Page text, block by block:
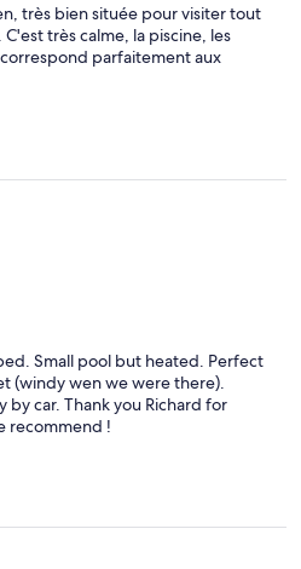
très bien située pour visiter tout
très calme, la piscine, les
parfaitement aux
Small pool but heated. Perfect
(windy wen we were there).
by car. Thank you Richard for
recommend !